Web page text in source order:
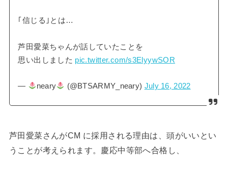
｢信じる｣とは…
芦田愛菜ちゃんが話していたことを
思い出しました pic.twitter.com/s3ElyywSOR
— neary (@BTSARMY_neary) July 16, 2022
芦田愛菜さんがCM に採用される理由は、頭がいいとい
うことが考えられます。慶応中等部へ合格し、